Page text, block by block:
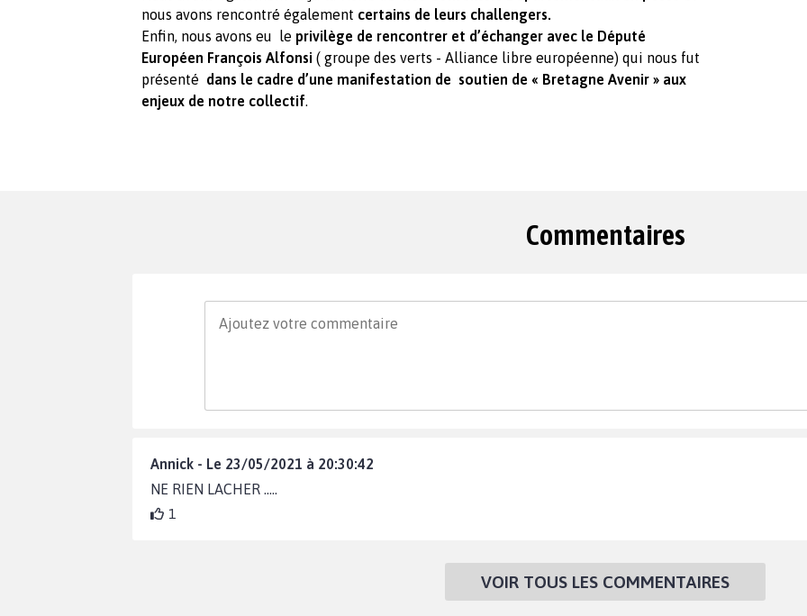
nous avons rencontré également certains de leurs challengers.
Enfin, nous avons eu le privilège de rencontrer et d’échanger avec le Député
Européen François Alfonsi ( groupe des verts - Alliance libre européenne) qui nous fut
présenté dans le cadre d’une manifestation de soutien de « Bretagne Avenir » aux
enjeux de notre collectif.
Commentaires
Annick - Le 23/05/2021 à 20:30:42
NE RIEN LACHER .....
1
VOIR TOUS LES COMMENTAIRES